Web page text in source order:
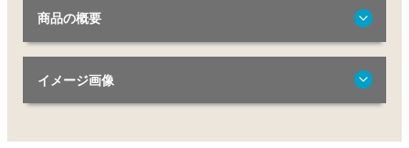
商品の概要
イメージ画像